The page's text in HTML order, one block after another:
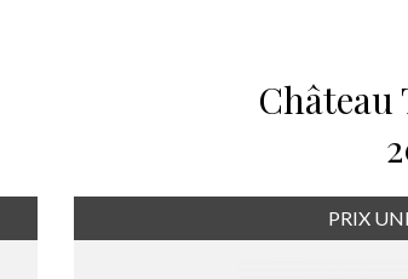
Château
PRIX